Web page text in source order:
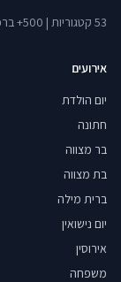
53 קטגוריות | 500+ ברכות
אירועים
יום הולדת
חתונה
בר מצווה
בת מצווה
ברית מילה
יום נישואין
אירוסין
משפחה